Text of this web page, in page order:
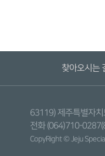
찾아오시는
63119) 제주특별자치
전화 (064)710-
CopyRight © Jeju